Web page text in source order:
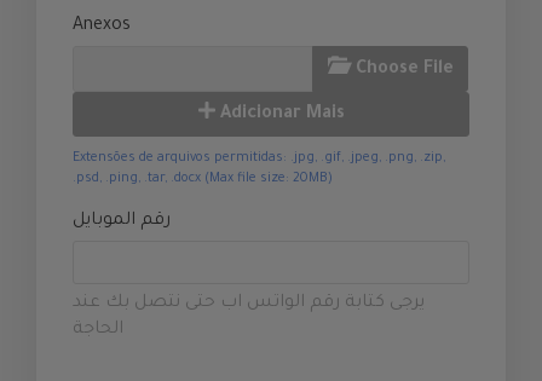
Anexos
Choose File
Adicionar Mais
Extensões de arquivos permitidas: .jpg, .gif, .jpeg, .png, .zip,
.psd, .ping, .tar, .docx (Max file size: 20MB)
رقم الموبايل
يرجى كتابة رقم الواتس اب حتى نتصل بك عند
الحاجة